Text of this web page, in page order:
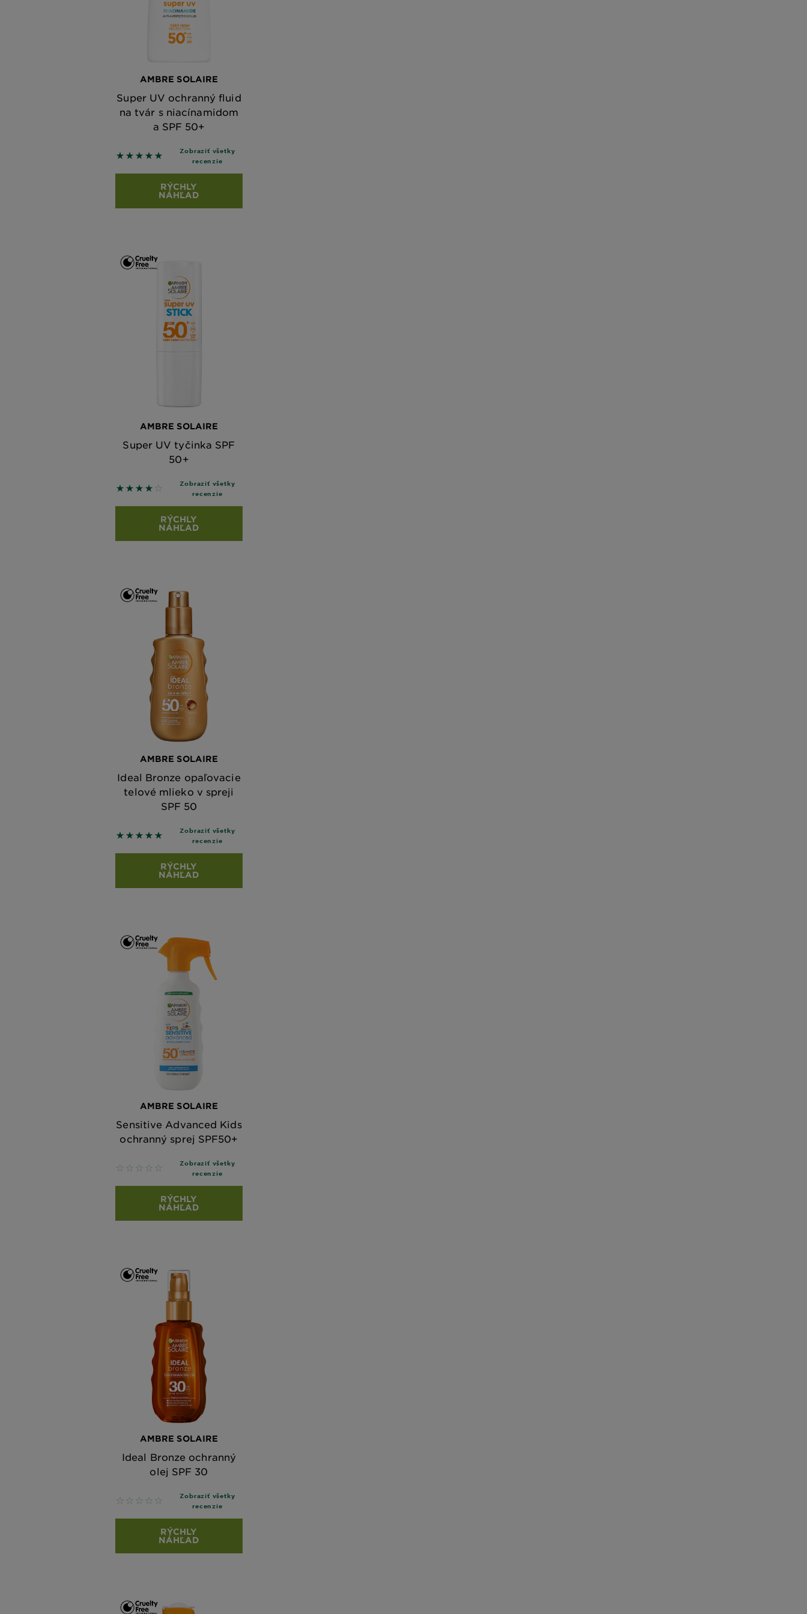
AMBRE SOLAIRE
Super UV ochranný fluid
na tvár s niacínamidom
a SPF 50+
5 out of 5 stars based on reviews
Zobraziť všetky
recenzie
RÝCHLY
NÁHĽAD
AMBRE SOLAIRE
Super UV tyčinka SPF
50+
4 out of 5 stars based on reviews
Zobraziť všetky
recenzie
RÝCHLY
NÁHĽAD
AMBRE SOLAIRE
Ideal Bronze opaľovacie
telové mlieko v spreji
SPF 50
5 out of 5 stars based on reviews
Zobraziť všetky
recenzie
RÝCHLY
NÁHĽAD
AMBRE SOLAIRE
Sensitive Advanced Kids
ochranný sprej SPF50+
No reviews
Zobraziť všetky
recenzie
RÝCHLY
NÁHĽAD
AMBRE SOLAIRE
Ideal Bronze ochranný
olej SPF 30
No reviews
Zobraziť všetky
recenzie
RÝCHLY
NÁHĽAD